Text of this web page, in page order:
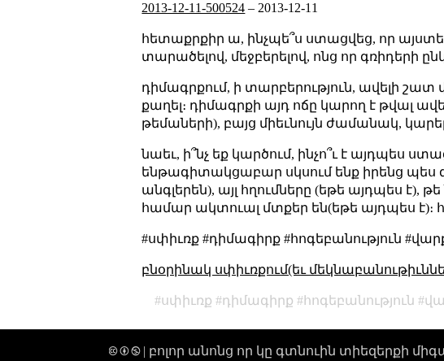
2013-12-11-500524 – 2013-12-11
հետաքրքիր ա, ինչպե՞ս ստացվեց, որ
տարածելով, մեջբերելով, ոնց որ գռիդերի
դիմագրքում, ի տարբերություն, ավելի շատ
քաղել։ դիմագրքի այդ ոճը կարող է թվալ
թեմաների), բայց միեւնույն ժամանակ,
նաեւ, ի՞նչ եք կարծում, ինչո՞ւ է այդպես
ենթագիտակցաբար սկսում ենք իրենց պես
անգլերեն), այլ հղումները (եթե այդպես է),
համար ակտուալ մտքեր են(եթե այդպես է)։
#սփիւռք #դիմագիրք #հոգեբանություն
բնօրինակ սփիւռքում(եւ
սփիւռք դիմագիրք հոգեբանություն
🅭 🅯 🄏 | բոլոր անոնց որ կը գտնուին տիեզերքի